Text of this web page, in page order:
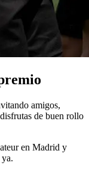
amigos,
de buen rollo
en Madrid y